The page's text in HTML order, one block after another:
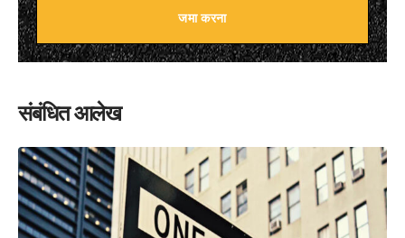
जमा करना
संबंधित आलेख